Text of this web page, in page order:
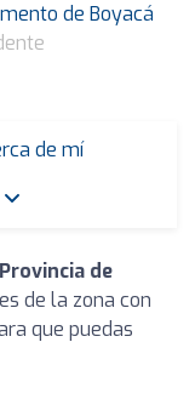
de Boyacá
de mí
de
de la zona con
que puedas